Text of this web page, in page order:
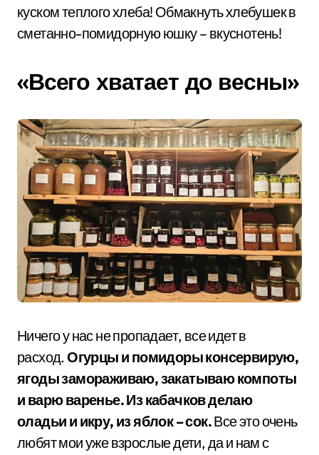
куском теплого хлеба! Обмакнуть хлебушек в
сметанно-помидорную юшку – вкуснотень!
«Всего хватает до весны»
Ничего у нас не пропадает, все идет в
расход.Огурцы и помидоры консервирую,
ягоды замораживаю, закатываю компоты
и варю варенье. Из кабачков делаю
оладьи и икру, из яблок – сок.Все это очень
любят мои уже взрослые дети, да и нам с